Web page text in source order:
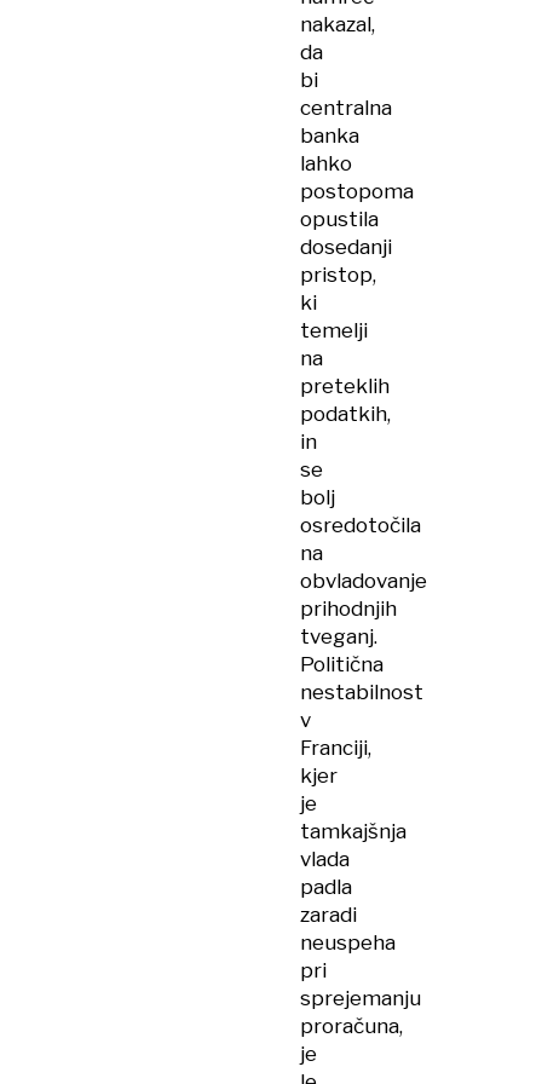
nakazal,
da
bi
centralna
banka
lahko
postopoma
opustila
dosedanji
pristop,
ki
temelji
na
preteklih
podatkih,
in
se
bolj
osredotočila
na
obvladovanje
prihodnjih
tveganj.
Politična
nestabilnost
v
Franciji,
kjer
je
tamkajšnja
vlada
padla
zaradi
neuspeha
pri
sprejemanju
proračuna,
je